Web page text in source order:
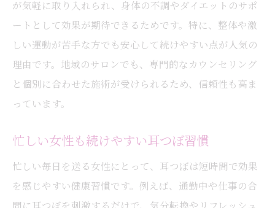
が気軽に取り入れられ、身体の不調やダイエットのサポ
ートとして効果が期待できるためです。特に、整体や激
しい運動が苦手な方でも安心して続けやすい点が人気の
理由です。地域のサロンでも、専門的なカウンセリング
と個別に合わせた施術が受けられるため、信頼性も高ま
っています。
忙しい女性も続けやすい耳つぼ習慣
忙しい毎日を送る女性にとって、耳つぼは短時間で効果
を感じやすい健康習慣です。例えば、通勤中や仕事の合
間に耳つぼを刺激するだけで、気分転換やリフレッシュ